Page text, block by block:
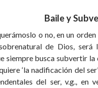
Baile y
o no, en un
de Dios, será
siempre busca subvertir la
‘la nadificación del
del ser, v.g., en